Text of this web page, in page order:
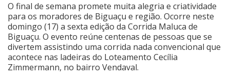
Anuncie
Cinema
O final de semana promete muita alegria e criatividade
para os moradores de Biguaçu e região. Ocorre neste
domingo (17) a sexta edição da Corrida Maluca de
Biguaçu. O evento reúne centenas de pessoas que se
divertem assistindo uma corrida nada convencional que
acontece nas ladeiras do Loteamento Cecília
Zimmermann, no bairro Vendaval.